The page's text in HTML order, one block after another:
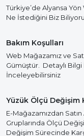
Türkiye’de Alyansa
Ne İstediğini Biz
Bakım Koşulları
Web Mağazamız ve
Gümüştür. Detaylı Bilgi
İnceleyebilirsiniz
Yüzük Ölçü Değişim
E-Mağazamızdan
Gruplarında Ölçü
Değişim Sürecinde